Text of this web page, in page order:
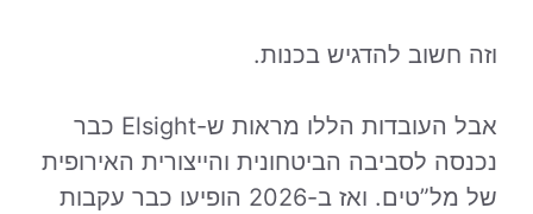
וזה חשוב להדגיש בכנות.
אבל העובדות הללו מראות ש-Elsight כבר
נכנסה לסביבה הביטחונית והייצורית האירופית
של מל”טים. ואז ב-2026 הופיעו כבר עקבות